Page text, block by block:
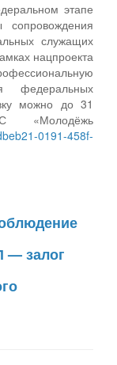
этапе
сопровождения
служащих
нацпроекта
федеральных
можно до 31
0191-458f-
— залог